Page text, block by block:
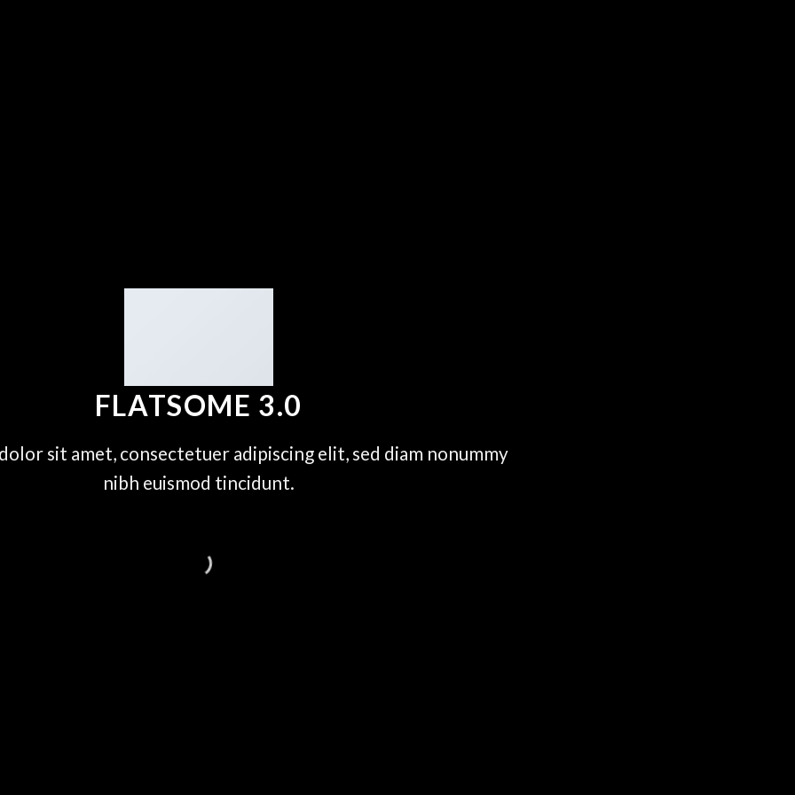
FLATSOME 3.0
sit amet, consectetuer adipiscing elit, sed diam nonummy
nibh euismod tincidunt.